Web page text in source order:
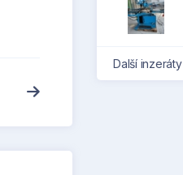
Další inzeráty